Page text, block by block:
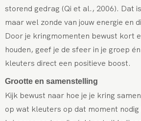
storend gedrag (Qi et al., 2006). Dat
maar wel zonde van jouw energie en
Door je kringmomenten bewust kort
houden, geef je de sfeer in je groep
kleuters direct een positieve boost.
Grootte en samenstelling
Kijk bewust naar hoe je je kring
op wat kleuters op dat moment